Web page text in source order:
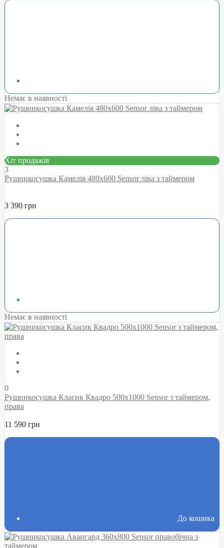
Немає в наявності
Хіт продажів
3
Рушникосушка Камелія 480х600 Sensor ліва з таймером
3 390 грн
Немає в наявності
0
Рушникосушка Класик Квадро 500х1000 Sensor з таймером,
права
11 590 грн
До кошика